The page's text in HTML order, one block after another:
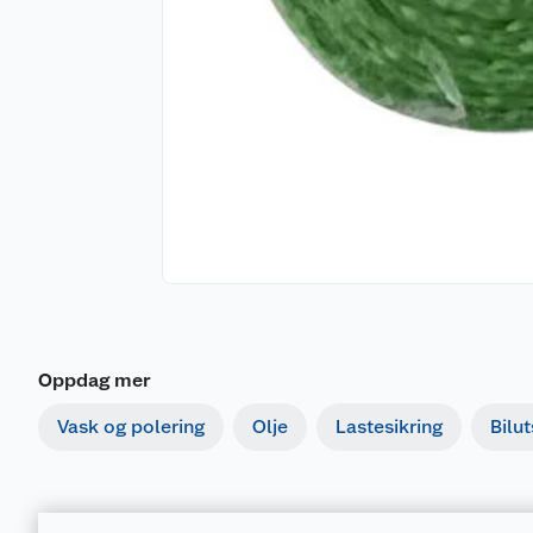
Oppdag mer
Vask og polering Olje Lastesikring